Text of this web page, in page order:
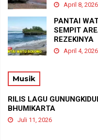
April 8, 2026
PANTAI
SEMPIT
REZEKINYA
April 4, 2026
Musik
RILIS LAGU
BHUMIKARTA
Juli 11, 2026